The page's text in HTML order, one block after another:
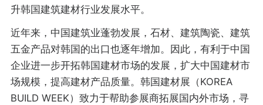
升韩国建筑建材行业发展水平。
近年来，中国建筑业蓬勃发展，石材、建筑陶瓷、建筑
五金产品对韩国的出口也逐年增加。因此，有利于中国
企业进一步开拓韩国建材市场的发展，扩大中国建材市
场规模，提高建材产品质量。韩国建材展（KOREA
BUILD WEEK）致力于帮助参展商拓展国内外市场，寻